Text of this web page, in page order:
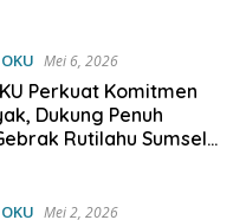
OKU Mei 6, 2026
Perkuat Komitmen
Dukung Penuh
Rutilahu Sumsel
OKU Mei 2, 2026